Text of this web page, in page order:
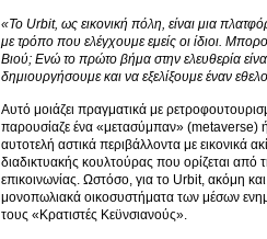
«Το Urbit, ως εικονική πόλη, είναι μια
με τρόπο που ελέγχουμε εμείς οι ίδιοι.
Βιού; Ενώ το πρώτο βήμα στην ελευθερία
δημιουργήσουμε και να εξελίξουμε έναν
Αυτό μοιάζει πραγματικά με
παρουσίαζε ένα «μετασύμπαν» (metaverse) ή
αυτοτελή αστικά περιβάλλοντα με
διαδικτυακής κουλτούρας που ορίζεται
επικοινωνίας. Ωστόσο, για το Urbit, ακόμη
μονοπωλιακά οικοσυστήματα των μέσων
τους «Κρατιστές Κεϋνσιανούς».